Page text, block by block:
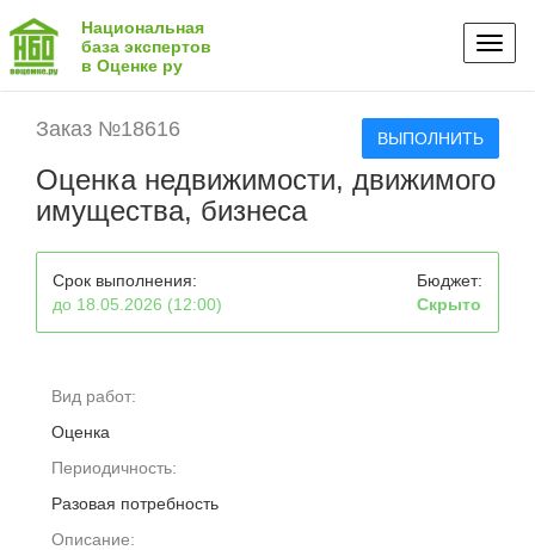
Национальная
база экспертов
в Оценке ру
Заказ №18616 ВЫПОЛНИТЬ
Оценка недвижимости, движимого
имущества, бизнеса
Срок выполнения:
до 18.05.2026 (12:00)
Бюджет:
Скрыто
Вид работ:
Оценка
Периодичность:
Разовая потребность
Описание: